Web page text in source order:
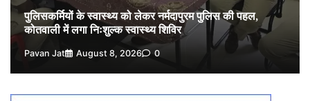
पुलिसकर्मियों के स्वास्थ्य को लेकर नर्मदापुरम पुलिस की पहल,
कोतवाली में लगा निःशुल्क स्वास्थ्य शिविर
Pavan Jat August 8, 2026 0